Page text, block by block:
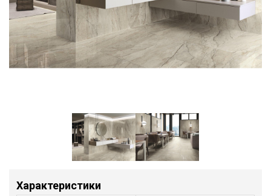
Характеристики